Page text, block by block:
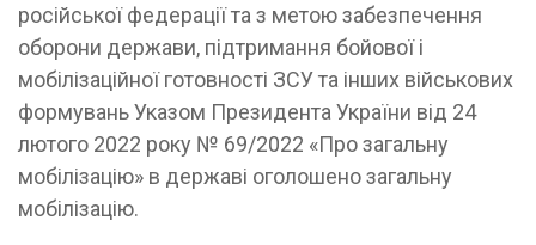
російської федерації та з метою забезпечення
оборони держави, підтримання бойової і
мобілізаційної готовності ЗСУ та інших військових
формувань Указом Президента України від 24
лютого 2022 року № 69/2022 «Про загальну
мобілізацію» в державі оголошено загальну
мобілізацію.